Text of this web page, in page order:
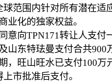
球范围内针对所有潜在适
业化的独家权益。
向TPN171转让人支付
山东特珐曼支付合共900
，旺山旺水已支付100万
市批准后支付。